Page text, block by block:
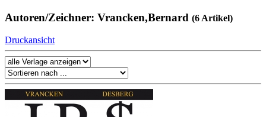
Autoren/Zeichner: Vrancken,Bernard (6 Artikel)
Druckansicht